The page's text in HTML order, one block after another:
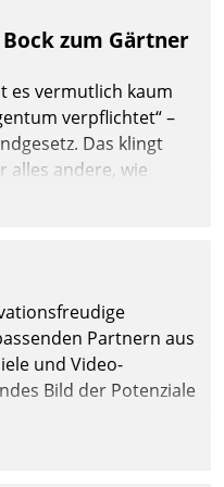
zum Gärtner
es vermutlich kaum
verpflichtet“ –
Das klingt
alles andere, wie
mit der
Partnern aus
und Video-
Bild der Potenziale